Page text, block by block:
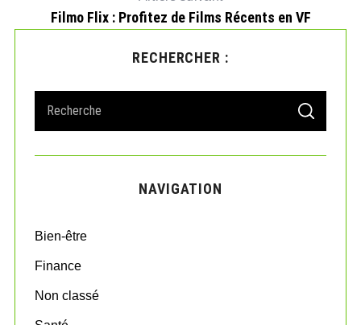
Filmo Flix : Profitez de Films Récents en VF
RECHERCHER :
a
r
o
:
S
A
C
NAVIGATION
Bien-être
Finance
Non classé